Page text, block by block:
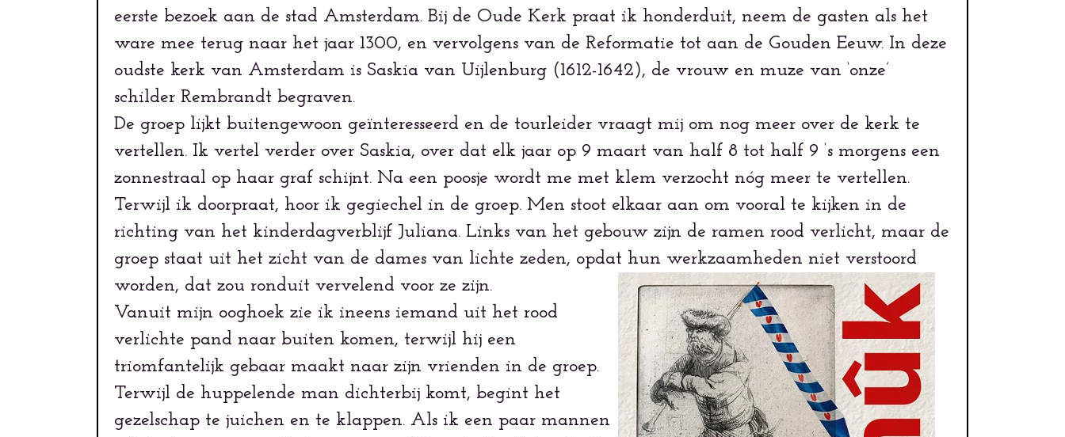
eerste bezoek aan de stad Amsterdam. Bij de Oude Kerk praat ik honderduit, neem de gasten als het
ware mee terug naar het jaar 1300, en vervolgens van de Reformatie tot aan de Gouden Eeuw. In deze
oudste kerk van Amsterdam is Saskia van Uijlenburg (1612-1642), de vrouw en muze van ‘onze’
schilder Rembrandt begraven.
De groep lijkt buitengewoon geïnteresseerd en de tourleider vraagt mij om nog meer over de kerk te
vertellen. Ik vertel verder over Saskia, over dat elk jaar op 9 maart van half 8 tot half 9 ‘s morgens een
zonnestraal op haar graf schijnt. Na een poosje wordt me met klem verzocht nóg meer te vertellen.
Terwijl ik doorpraat, hoor ik gegiechel in de groep. Men stoot elkaar aan om vooral te kijken in de
richting van het kinderdagverblijf Juliana. Links van het gebouw zijn de ramen rood verlicht, maar de
groep staat uit het zicht van de dames van lichte zeden, opdat hun werkzaamheden niet verstoord
worden, dat zou ronduit vervelend voor ze zijn.
Vanuit mijn ooghoek zie ik ineens iemand uit het rood
verlichte pand naar buiten komen, terwijl hij een
triomfantelijk gebaar maakt naar zijn vrienden in de groep.
Terwijl de huppelende man dichterbij komt, begint het
gezelschap te juichen en te klappen. Als ik een paar mannen